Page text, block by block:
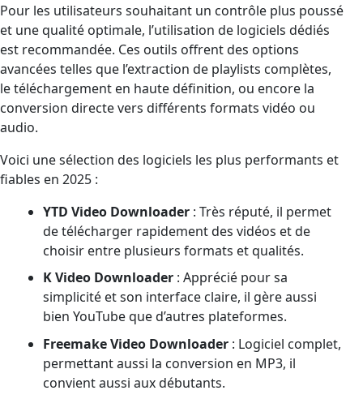
Pour les utilisateurs souhaitant un contrôle plus poussé
et une qualité optimale, l’utilisation de logiciels dédiés
est recommandée. Ces outils offrent des options
avancées telles que l’extraction de playlists complètes,
le téléchargement en haute définition, ou encore la
conversion directe vers différents formats vidéo ou
audio.
Voici une sélection des logiciels les plus performants et
fiables en 2025 :
YTD Video Downloader: Très réputé, il permet
de télécharger rapidement des vidéos et de
choisir entre plusieurs formats et qualités.
K Video Downloader: Apprécié pour sa
simplicité et son interface claire, il gère aussi
bien YouTube que d’autres plateformes.
Freemake Video Downloader: Logiciel complet,
permettant aussi la conversion en MP3, il
convient aussi aux débutants.